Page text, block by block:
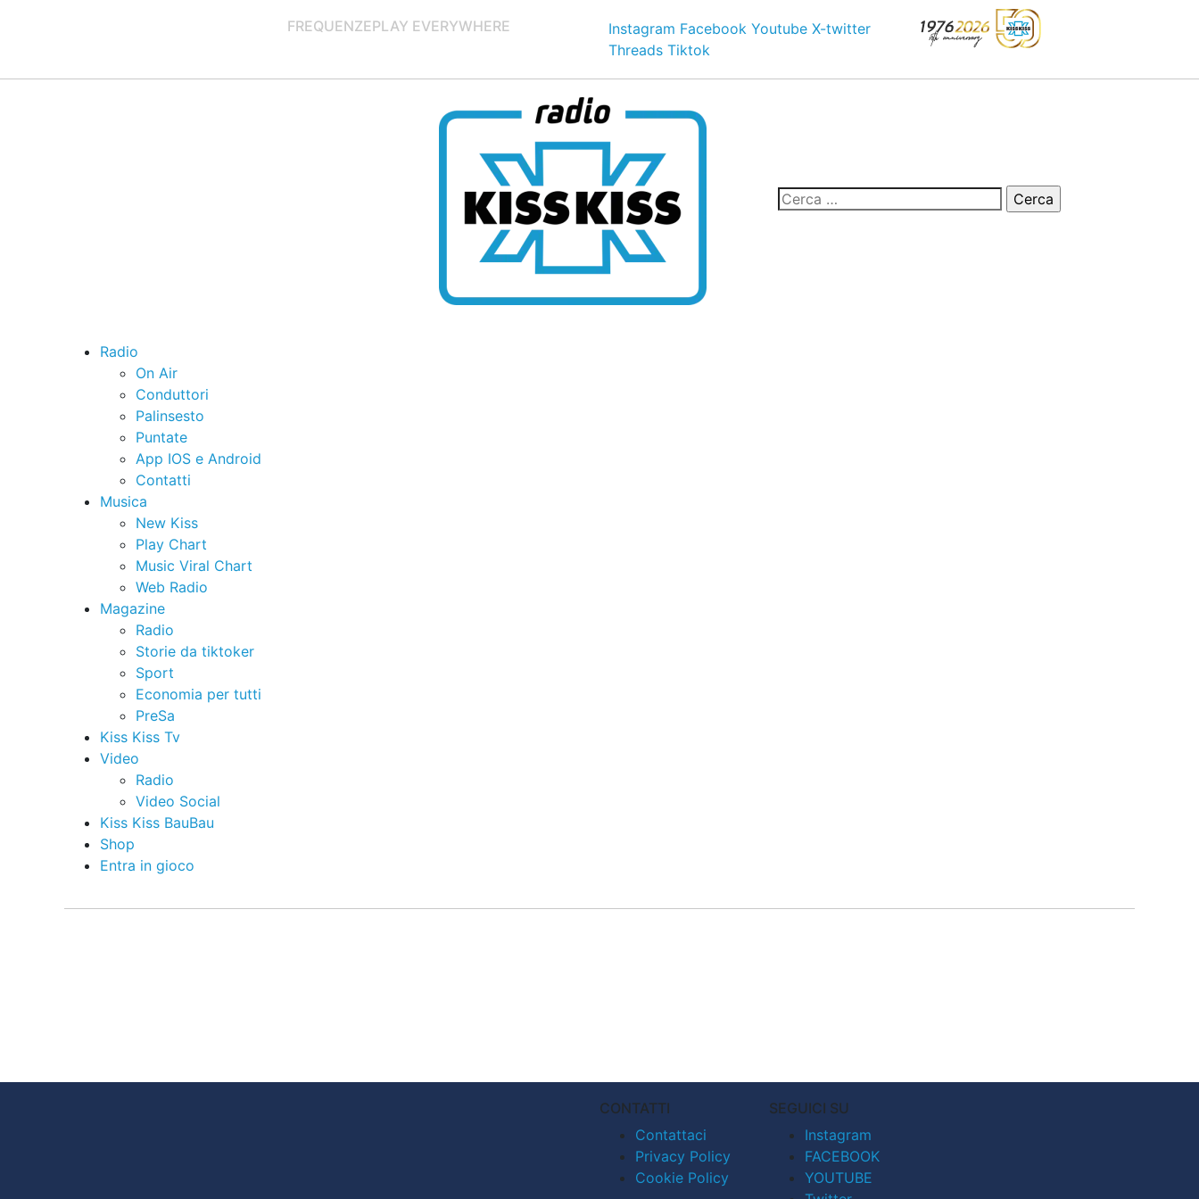
FREQUENZEPLAY EVERYWHERE Instagram Facebook Youtube X-twitter
Threads Tiktok
Radio
On Air
Conduttori
Palinsesto
Puntate
App IOS e Android
Contatti
Musica
New Kiss
Play Chart
Music Viral Chart
Web Radio
Magazine
Radio
Storie da tiktoker
Sport
Economia per tutti
PreSa
Kiss Kiss Tv
Video
Radio
Video Social
Kiss Kiss BauBau
Shop
Entra in gioco
CONTATTI
Contattaci
Privacy Policy
Cookie Policy
SEGUICI SU
Instagram
FACEBOOK
YOUTUBE